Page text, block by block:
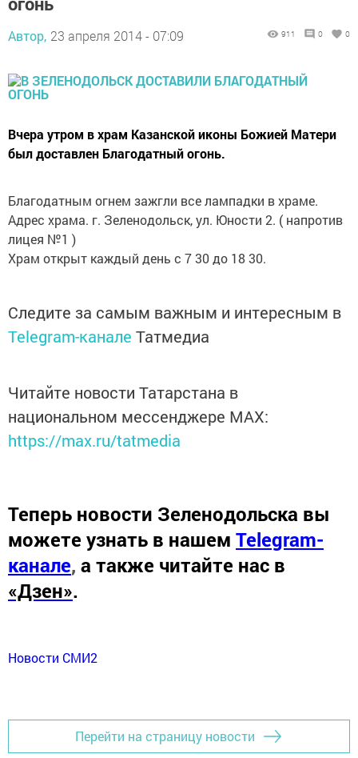
Автор, 23 апреля 2014 - 07:09 911 0 0
Вчера утром в храм Казанской иконы Божией Матери
был доставлен Благодатный огонь.
Благодатным огнем зажгли все лампадки в храме.
Адрес храма. г. Зеленодольск, ул. Юности 2. ( напротив
лицея №1 )
Храм открыт каждый день с 7 30 до 18 30.
Следите за самым важным и интересным в
Telegram-канале Татмедиа
Читайте новости Татарстана в
национальном мессенджере MАХ:
https://max.ru/tatmedia
Теперь новости Зеленодольска вы
можете узнать в нашем Telegram-
канале, а также читайте нас в
«Дзен».
Новости СМИ2
Перейти на страницу новости